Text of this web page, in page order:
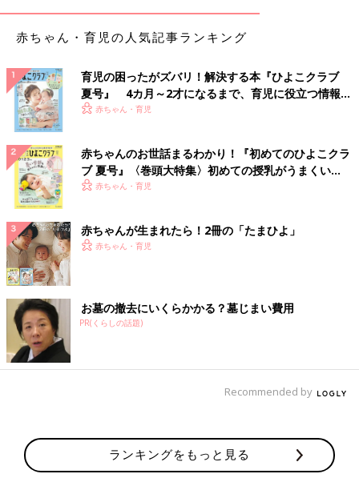
赤ちゃん・育児の人気記事ランキング
育児の困ったがズバリ！解決する本『ひよこクラブ
夏号』 4カ月～2才になるまで、育児に役立つ情報が
いっぱい！
赤ちゃん・育児
赤ちゃんのお世話まるわかり！『初めてのひよこクラ
ブ 夏号』〈巻頭大特集〉初めての授乳がうまくい
く！ おっぱい・ミルクの基本と夏のトラブル 解決テ
赤ちゃん・育児
赤ちゃんが生まれたら！2冊の「たまひよ」
赤ちゃん・育児
お墓の撤去にいくらかかる？墓じまい費用
PR(くらしの話題)
Recommended by
ランキングをもっと見る